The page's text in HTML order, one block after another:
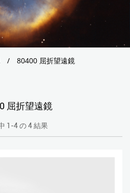
/ 80400 屈折望遠鏡
屈折望遠鏡
1-4 の 4 結果